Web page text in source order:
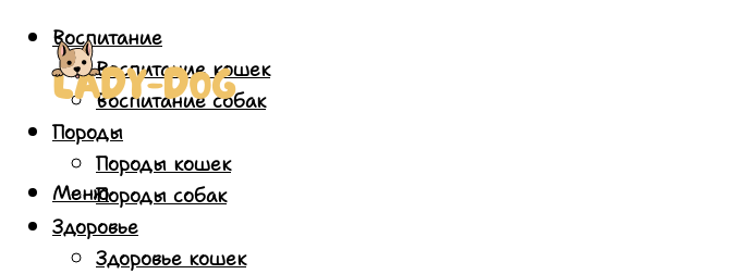
Воспитание
Воспитание кошек
Воспитание собак
Породы
Породы кошек
Породы собак
Здоровье
Здоровье кошек
Меню